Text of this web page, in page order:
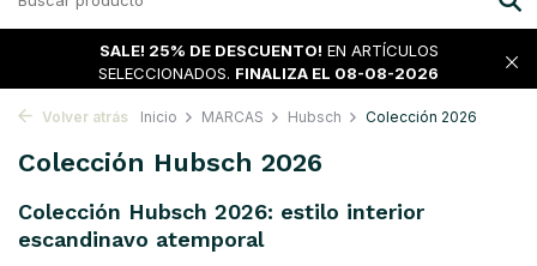
SALE! 25% DE DESCUENTO! EN ARTÍCULOS
SELECCIONADOS. FINALIZA EL 08-08-2026
Volver atrás Inicio MARCAS Hubsch Colección 2026
Colección Hubsch 2026
Colección Hubsch 2026: estilo interior
escandinavo atemporal